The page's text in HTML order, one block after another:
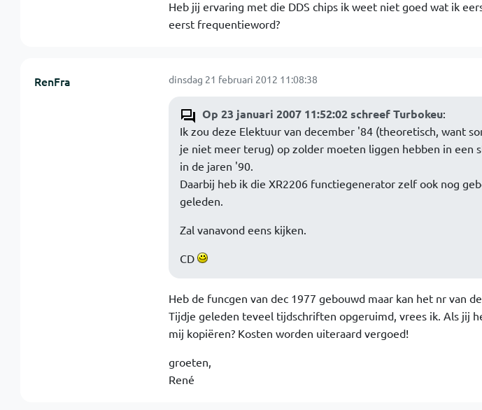
Heb jij ervaring met die DDS chips ik weet niet goed wat ik
eerst frequentieword?
RenFra dinsdag 21 februari 2012 11:08:38
Op 23 januari 2007 11:52:02 schreef Turbokeu:
Ik zou deze Elektuur van december '84 (theoretisch, want
je niet meer terug) op zolder moeten liggen hebben in een
in de jaren '90.
Daarbij heb ik die XR2206 functiegenerator zelf ook nog
geleden.
Zal vanavond eens kijken.
CD
Heb de funcgen van dec 1977 gebouwd maar kan het nr van
Tijdje geleden teveel tijdschriften opgeruimd, vrees ik. Als jij
mij kopiëren? Kosten worden uiteraard vergoed!
groeten,
René